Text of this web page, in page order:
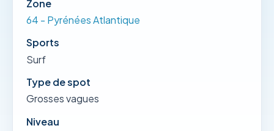
Zone
64 - Pyrénées Atlantique
Sports
Surf
Type de spot
Grosses vagues
Niveau